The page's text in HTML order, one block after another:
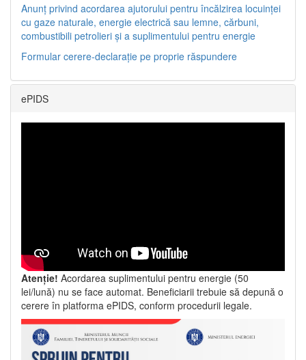
Anunț privind acordarea ajutorului pentru încălzirea locuinței
cu gaze naturale, energie electrică sau lemne, cărbuni,
combustibili petrolieri și a suplimentului pentru energie
Formular cerere-declarație pe proprie răspundere
ePIDS
Atenție! Acordarea suplimentului pentru energie (50
lei/lună) nu se face automat. Beneficiarii trebuie să depună o
cerere în platforma ePIDS, conform procedurii legale.